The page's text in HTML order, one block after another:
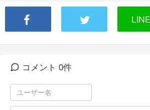
LINE
コメント 0件